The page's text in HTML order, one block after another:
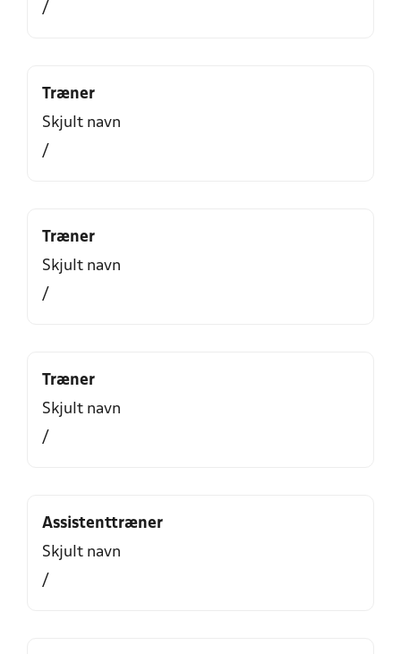
/
Træner
Skjult navn
/
Træner
Skjult navn
/
Træner
Skjult navn
/
Assistenttræner
Skjult navn
/